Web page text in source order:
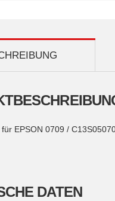
DATEN
EPSON 0709 /